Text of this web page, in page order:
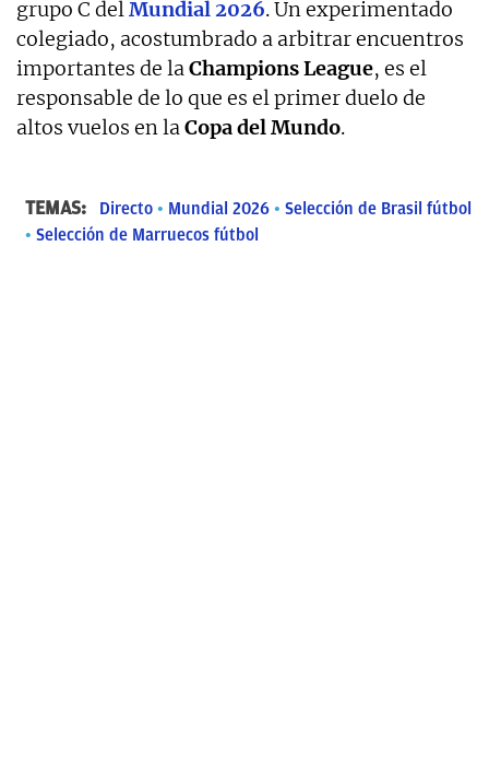
grupo C delMundial 2026. Un experimentado
colegiado, acostumbrado a arbitrar encuentros
importantes de laChampions League, es el
responsable de lo que es el primer duelo de
altos vuelos en laCopa del Mundo.
TEMAS: Directo Mundial 2026
Selección de Brasil fútbol
Selección de Marruecos fútbol